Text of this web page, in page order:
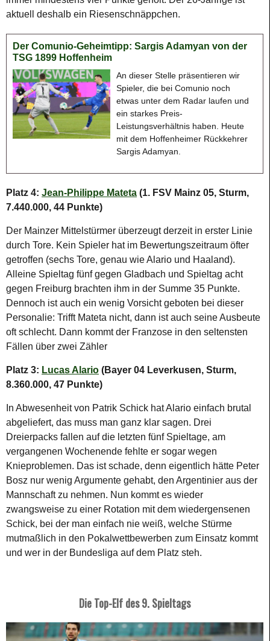
aktuell deshalb ein Riesenschnäppchen.
Der Comunio-Geheimtipp: Sargis Adamyan von der
TSG 1899 Hoffenheim
An dieser Stelle präsentieren wir
Spieler, die bei Comunio noch
etwas unter dem Radar laufen und
ein starkes Preis-
Leistungsverhältnis haben. Heute
mit dem Hoffenheimer Rückkehrer
Sargis Adamyan.
Platz 4: Jean-Philippe Mateta (1. FSV Mainz 05, Sturm,
7.440.000, 44 Punkte)
Der Mainzer Mittelstürmer überzeugt derzeit in erster Linie
durch Tore. Kein Spieler hat im Bewertungszeitraum öfter
getroffen (sechs Tore, genau wie Alario und Haaland).
Alleine Spieltag fünf gegen Gladbach und Spieltag acht
gegen Freiburg brachten ihm in der Summe 35 Punkte.
Dennoch ist auch ein wenig Vorsicht geboten bei dieser
Personalie: Trifft Mateta nicht, dann ist auch seine Ausbeute
oft schlecht. Dann kommt der Franzose in den seltensten
Fällen über zwei Zähler
Platz 3: Lucas Alario (Bayer 04 Leverkusen, Sturm,
8.360.000, 47 Punkte)
In Abwesenheit von Patrik Schick hat Alario einfach brutal
abgeliefert, das muss man ganz klar sagen. Drei
Dreierpacks fallen auf die letzten fünf Spieltage, am
vergangenen Wochenende fehlte er sogar wegen
Knieproblemen. Das ist schade, denn eigentlich hätte Peter
Bosz nur wenig Argumente gehabt, den Argentinier aus der
Mannschaft zu nehmen. Nun kommt es wieder
zwangsweise zu einer Rotation mit dem wiedergensenen
Schick, bei der man einfach nie weiß, welche Stürme
mutmaßlich in den Pokalwettbewerben zum Einsatz kommt
und wer in der Bundesliga auf dem Platz steh.
Die Top-Elf des 9. Spieltags